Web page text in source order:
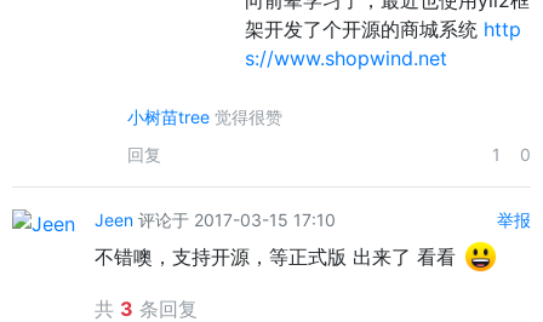
架开发了个开源的商城系统 http
s://www.shopwind.net
小树苗tree 觉得很赞
回复
1 0
Jeen 评论于 2017-03-15 17:10 举报
不错噢，支持开源，等正式版 出来了 看看
共 3 条回复